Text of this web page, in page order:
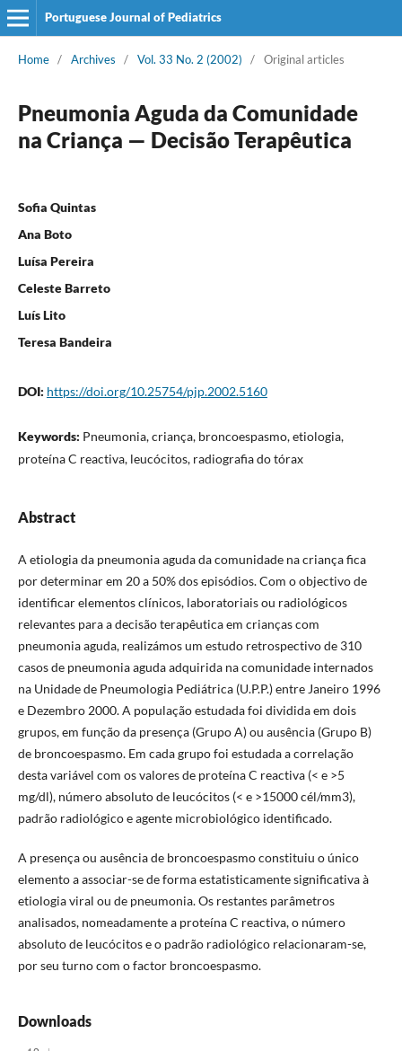
Portuguese Journal of Pediatrics
Home / Archives / Vol. 33 No. 2 (2002) / Original articles
Pneumonia Aguda da Comunidade
na Criança — Decisão Terapêutica
Sofia Quintas
Ana Boto
Luísa Pereira
Celeste Barreto
Luís Lito
Teresa Bandeira
DOI: https://doi.org/10.25754/pjp.2002.5160
Keywords: Pneumonia, criança, broncoespasmo, etiologia,
proteína C reactiva, leucócitos, radiografia do tórax
Abstract
A etiologia da pneumonia aguda da comunidade na criança fica
por determinar em 20 a 50% dos episódios. Com o objectivo de
identificar elementos clínicos, laboratoriais ou radiológicos
relevantes para a decisão terapêutica em crianças com
pneumonia aguda, realizámos um estudo retrospectivo de 310
casos de pneumonia aguda adquirida na comunidade internados
na Unidade de Pneumologia Pediátrica (U.P.P.) entre Janeiro 1996
e Dezembro 2000. A população estudada foi dividida em dois
grupos, em função da presença (Grupo A) ou ausência (Grupo B)
de broncoespasmo. Em cada grupo foi estudada a correlação
desta variável com os valores de proteína C reactiva (< e >5
mg/dl), número absoluto de leucócitos (< e >15000 cél/mm3),
padrão radiológico e agente microbiológico identificado.
A presença ou ausência de broncoespasmo constituiu o único
elemento a associar-se de forma estatisticamente significativa à
etiologia viral ou de pneumonia. Os restantes parâmetros
analisados, nomeadamente a proteína C reactiva, o número
absoluto de leucócitos e o padrão radiológico relacionaram-se,
por seu turno com o factor broncoespasmo.
Downloads